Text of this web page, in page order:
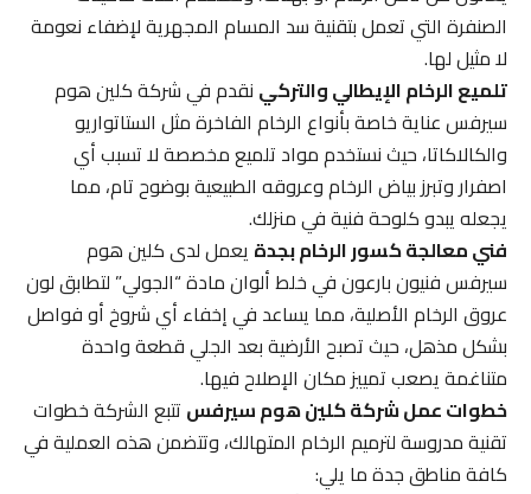
الصنفرة التي تعمل بتقنية سد المسام المجهرية لإضفاء نعومة
لا مثيل لها.
تلميع الرخام الإيطالي والتركينقدم في شركة كلين هوم
سيرفس عناية خاصة بأنواع الرخام الفاخرة مثل الستاتواريو
والكالاكاتا، حيث نستخدم مواد تلميع مخصصة لا تسبب أي
اصفرار وتبرز بياض الرخام وعروقه الطبيعية بوضوح تام، مما
يجعله يبدو كلوحة فنية في منزلك.
فني معالجة كسور الرخام بجدةيعمل لدى كلين هوم
سيرفس فنيون بارعون في خلط ألوان مادة “الجولي” لتطابق لون
عروق الرخام الأصلية، مما يساعد في إخفاء أي شروخ أو فواصل
بشكل مذهل، حيث تصبح الأرضية بعد الجلي قطعة واحدة
متناغمة يصعب تمييز مكان الإصلاح فيها.
خطوات عمل شركة كلين هوم سيرفستتبع الشركة خطوات
تقنية مدروسة لترميم الرخام المتهالك، وتتضمن هذه العملية في
كافة مناطق جدة ما يلي: